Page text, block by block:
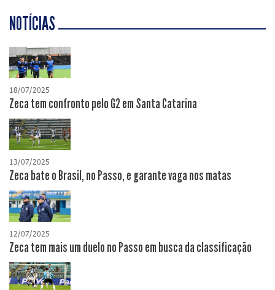
NOTÍCIAS
18/07/2025
Zeca tem confronto pelo G2 em Santa Catarina
13/07/2025
Zeca bate o Brasil, no Passo, e garante vaga nos matas
12/07/2025
Zeca tem mais um duelo no Passo em busca da classificação